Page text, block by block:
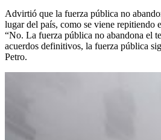
Advirtió que la fuerza pública no
lugar del país, como se viene repitiendo
“No. La fuerza pública no abandona el
acuerdos definitivos, la fuerza pública
Petro.